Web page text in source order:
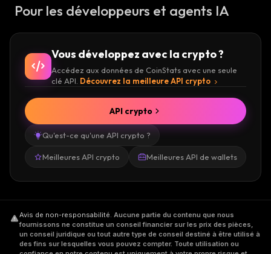
Pour les développeurs et agents IA
Vous développez avec la crypto ?
Accédez aux données de CoinStats avec une seule
clé API. Découvrez la meilleure API crypto
Qu'est-ce qu'une API crypto ?
Meilleures API crypto Meilleures API de wallets
API crypto
Avis de non-responsabilité. Aucune partie du contenu que nous
fournissons ne constitue un conseil financier sur les prix des pièces,
un conseil juridique ou tout autre type de conseil destiné à être utilisé à
des fins sur lesquelles vous pouvez compter. Toute utilisation ou